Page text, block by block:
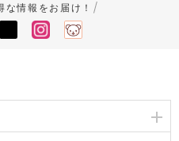
情報をお届け！